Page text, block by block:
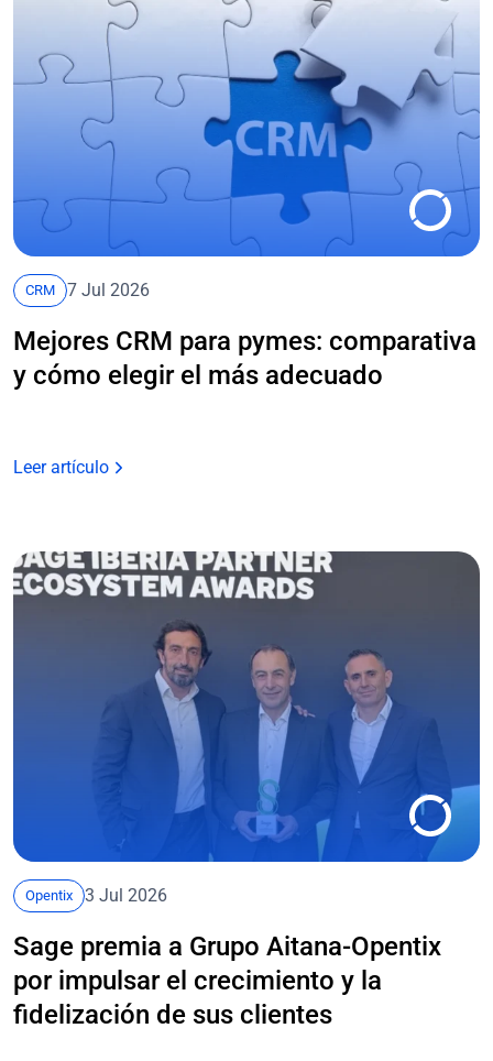
CRM 7 Jul 2026
Mejores CRM para pymes: comparativa
y cómo elegir el más adecuado
Leer artículo
Opentix 3 Jul 2026
Sage premia a Grupo Aitana-Opentix
por impulsar el crecimiento y la
fidelización de sus clientes